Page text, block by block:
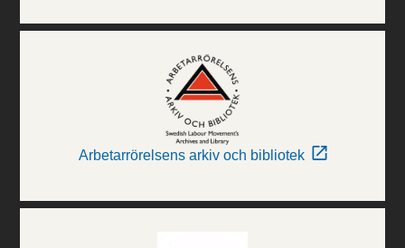
Arbetarrörelsens arkiv och bibliotek